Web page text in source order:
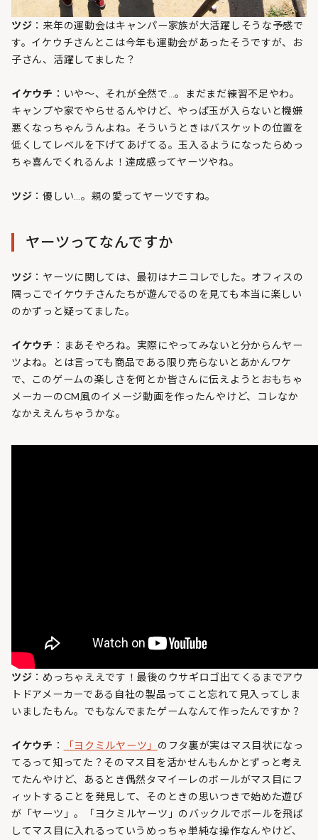
ツジ ：来年の運動会はキャンパー家族が大活躍しそうな予感で
す。イケウチさんとこは今年も運動会があったそうですが、お
子さん、活躍してました？
イケウチ ：いや〜、それが全然で…。まだまだ練習不足やわ。
キャンプや家でやらせるんやけど、やっぱ玉が入らないと機嫌
悪くなっちゃんうんよね。そういうときはバスケットの位置を
低くしてレベルを下げてあげてる。玉入るようになったらめっ
ちゃ喜んでくれるんよ！達成感ってヤーツやね。
ツジ ：優しい…。親の愛ってヤーツですね。
ヤーツってなんですか
ツジ ：ヤーツに関しては、最初はナニコレでした。オフィスの
隅っこでイケウチさんたちが遊んでるのを見ても本当に楽しい
のかずっと疑ってました。
イケウチ ：まあそやろね。実際にやってみないと分からんヤー
ツよね。とは言っても商品である限り売らないとあかんワケ
で、このゲームの楽しさを何とか皆さんに伝えようとおもちゃ
メーカーのCM風のイメージ動画を作ったんやけど、コレなか
なかええんちゃうかな。
ツジ ：めっちゃええです！最後のウサギロゴ出てくるまでアウ
トドアメーカーである自社の製品ってこと忘れて見入ってしま
いましたもん。でもなんでまたゲームなんて作ったんですか？
イケウチ ： 「ヨクミルヤーツ」 のフタ裏が実はマス目状になっ
てるって知ってた？そのマス目を活かせんもんかとずっと考え
てたんやけど、あるとき偶然タマイーレのボールがマス目にフ
ィットすることを発見して、そのときの思いつきで始めた遊び
が「ヤーツ」。「ヨクミルヤーツ」のバックルでボールを飛ば
してマス目に入れるっていうめっちゃ単純な操作なんやけど、